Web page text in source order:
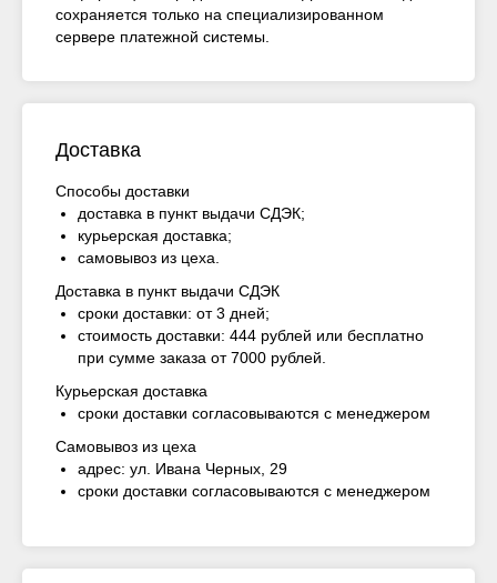
сохраняется только на специализированном
сервере платежной системы.
Доставка
Способы доставки
доставка в пункт выдачи СДЭК;
курьерская доставка;
самовывоз из цеха.
Доставка в пункт выдачи СДЭК
сроки доставки: от 3 дней;
стоимость доставки: 444 рублей или бесплатно
при сумме заказа от 7000 рублей.
Курьерская доставка
сроки доставки согласовываются с менеджером
Самовывоз из цеха
адрес: ул. Ивана Черных, 29
сроки доставки согласовываются с менеджером